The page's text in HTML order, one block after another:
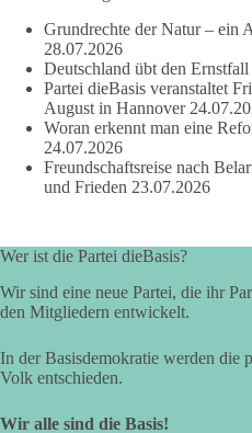
Antworten:
❓ Wie wurden politische
❓ Welche Maßnahmen waren
❓Und wer übernimmt die
Folgen für Kinder, Familien,
in unseren Rechtsstaat?
Fragen zu vermeiden. Sie lebt
und transparent zu beantworten.
dieBasis fordert deshalb weiterhin
vollständige und transparente
Grundrechte der Natur – ein
28.07.2026
Deutschland übt den Ernstfall
Partei dieBasis veranstaltet
August in Hannover
Woran erkennt man eine
24.07.2026
Freundschaftsreise nach
und Frieden 23.07.2026
Wer ist die Partei dieBasis?
Wir sind eine neue Partei, die ihr
den Mitgliedern entwickelt.
In der Basisdemokratie werden die
Volk entschieden.
Wir alle sind die Basis!